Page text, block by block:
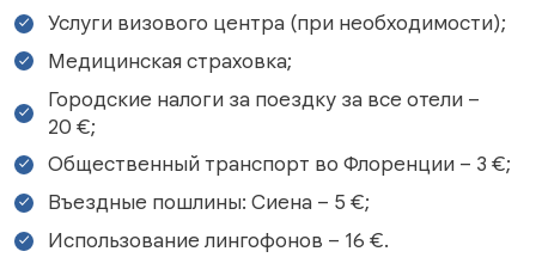
Услуги визового центра (при необходимости);
Медицинская страховка;
Городские налоги за поездку за все отели –
20 €;
Общественный транспорт во Флоренции – 3 €;
Въездные пошлины: Сиена – 5 €;
Использование лингофонов – 16 €.